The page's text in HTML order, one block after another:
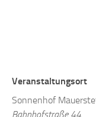
Veranstaltungsort
Sonnenhof
Bahnhofstraße 44